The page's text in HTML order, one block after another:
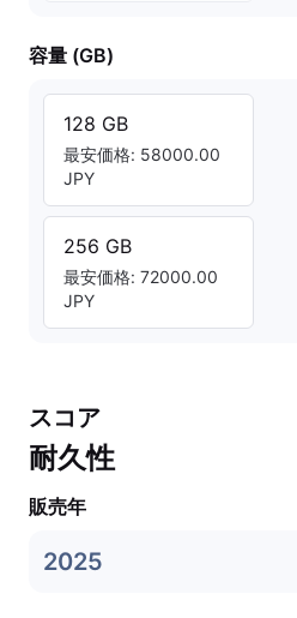
容量 (GB)
128 GB
最安価格: 58000.00
JPY
256 GB
最安価格: 72000.00
JPY
スコア
耐久性
販売年
2025